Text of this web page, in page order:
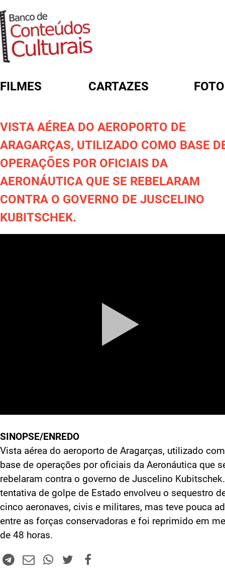
FILMES CARTAZES
VISTA AÉREA DO AEROPORTO DE
ARAGARÇAS, UTILIZADO COMO BASE
OPERAÇÕES POR OFICIAIS DA
AERONÁUTICA QUE SE REBELARAM
CONTRA O GOVERNO DE JUSCELINO
KUBITSCHEK.
SINOPSE/ENREDO
Vista aérea do aeroporto de Aragarças, utilizado
base de operações por oficiais da Aeronáutica que
rebelaram contra o governo de Juscelino
tentativa de golpe de Estado envolveu o sequestro
cinco aeronaves, civis e militares, mas teve pouca
entre as forças conservadoras e foi reprimido em
de 48 horas.